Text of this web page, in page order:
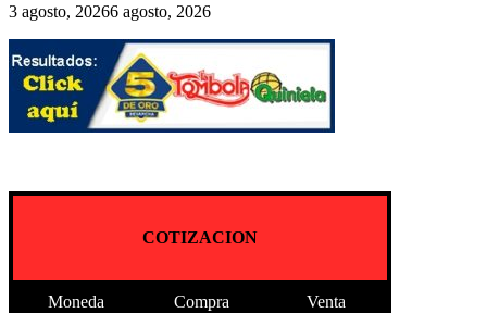
3 agosto, 20266 agosto, 2026
COTIZACION
Moneda Compra Venta